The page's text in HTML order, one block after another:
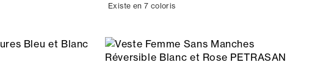
Existe en 7 coloris